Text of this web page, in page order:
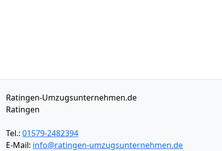
Ratingen-Umzugsunternehmen.de
Ratingen
Tel.: 01579-2482394
E-Mail: info@ratingen-umzugsunternehmen.de